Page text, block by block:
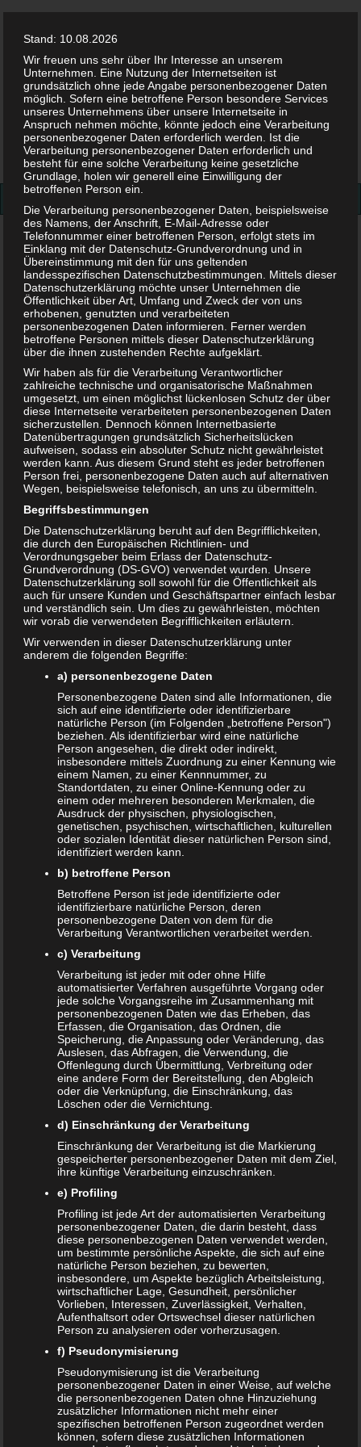
Facebook
Twitter
Suchen
nach:
Juckreiz
Schlagwort:Juckreiz
Juckreiz in der Schwangerschaft
11. JULI 2018
Eine häufige Schwangerschaftbeschwerde ist der Juckreiz
der Haut in der Schwangerschaft. Es handelt sich um die
sogenannte Schwangerschaftsdermatose. Dabei fängt die
Datenschutzerklärung | Datenauszug | Datenschutzeinstellungen
Löschanfrage|Fotonachweise |Impressum
Das sind die vier Phasen der Eltern-Kind-Beziehung
Schwangerschaft – ein kurzer Überblick
Schwangerschaft: 1. Trimester
Babyhaut schützen: So gelingt es am besten!
NEUE KOMMENTARE
Frank ZimmermannzuSchwanger von Affäre – was nun?
Kristin RudolphzuVollmachten für Kinder
zuVollmachten für Kinder
zuBRIO Angebote – Holzeisenbahnen besonders
günstig kaufen
SANDRAzuVollmachten für Kinder
NACHRICHTEN
Kinder- und Jugendstärkungsgesetz kommt
Familien profitieren vom Rekordhaushalt 2020
Cannabis in der Muttermilch nachweisbar
Elterngeld online beantragen
Zahnspange für viele Kinder nicht notwendig
Stand: 10.08.2026
Wir freuen uns sehr über Ihr Interesse an unserem
Unternehmen. Eine Nutzung der Internetseiten ist
grundsätzlich ohne jede Angabe personenbezogener Daten
möglich. Sofern eine betroffene Person besondere Services
unseres Unternehmens über unsere Internetseite in
Anspruch nehmen möchte, könnte jedoch eine Verarbeitung
personenbezogener Daten erforderlich werden. Ist die
Verarbeitung personenbezogener Daten erforderlich und
besteht für eine solche Verarbeitung keine gesetzliche
Grundlage, holen wir generell eine Einwilligung der
betroffenen Person ein.
Die Verarbeitung personenbezogener Daten, beispielsweise
des Namens, der Anschrift, E-Mail-Adresse oder
Telefonnummer einer betroffenen Person, erfolgt stets im
Einklang mit der Datenschutz-Grundverordnung und in
Übereinstimmung mit den für uns geltenden
landesspezifischen Datenschutzbestimmungen. Mittels dieser
Datenschutzerklärung möchte unser Unternehmen die
Öffentlichkeit über Art, Umfang und Zweck der von uns
erhobenen, genutzten und verarbeiteten
personenbezogenen Daten informieren. Ferner werden
betroffene Personen mittels dieser Datenschutzerklärung
über die ihnen zustehenden Rechte aufgeklärt.
Wir haben als für die Verarbeitung Verantwortlicher
zahlreiche technische und organisatorische Maßnahmen
umgesetzt, um einen möglichst lückenlosen Schutz der über
diese Internetseite verarbeiteten personenbezogenen Daten
sicherzustellen. Dennoch können Internetbasierte
Datenübertragungen grundsätzlich Sicherheitslücken
aufweisen, sodass ein absoluter Schutz nicht gewährleistet
werden kann. Aus diesem Grund steht es jeder betroffenen
Person frei, personenbezogene Daten auch auf alternativen
Wegen, beispielsweise telefonisch, an uns zu übermitteln.
Begriffsbestimmungen
Die Datenschutzerklärung beruht auf den Begrifflichkeiten,
die durch den Europäischen Richtlinien- und
Verordnungsgeber beim Erlass der Datenschutz-
Grundverordnung (DS-GVO) verwendet wurden. Unsere
Datenschutzerklärung soll sowohl für die Öffentlichkeit als
auch für unsere Kunden und Geschäftspartner einfach lesbar
und verständlich sein. Um dies zu gewährleisten, möchten
wir vorab die verwendeten Begrifflichkeiten erläutern.
Wir verwenden in dieser Datenschutzerklärung unter
anderem die folgenden Begriffe:
a) personenbezogene Daten
Personenbezogene Daten sind alle Informationen, die
sich auf eine identifizierte oder identifizierbare
natürliche Person (im Folgenden „betroffene Person")
beziehen. Als identifizierbar wird eine natürliche
Person angesehen, die direkt oder indirekt,
insbesondere mittels Zuordnung zu einer Kennung wie
einem Namen, zu einer Kennnummer, zu
Standortdaten, zu einer Online-Kennung oder zu
einem oder mehreren besonderen Merkmalen, die
Ausdruck der physischen, physiologischen,
genetischen, psychischen, wirtschaftlichen, kulturellen
oder sozialen Identität dieser natürlichen Person sind,
identifiziert werden kann.
b) betroffene Person
Betroffene Person ist jede identifizierte oder
identifizierbare natürliche Person, deren
personenbezogene Daten von dem für die
Verarbeitung Verantwortlichen verarbeitet werden.
c) Verarbeitung
Verarbeitung ist jeder mit oder ohne Hilfe
automatisierter Verfahren ausgeführte Vorgang oder
jede solche Vorgangsreihe im Zusammenhang mit
personenbezogenen Daten wie das Erheben, das
Erfassen, die Organisation, das Ordnen, die
Speicherung, die Anpassung oder Veränderung, das
Auslesen, das Abfragen, die Verwendung, die
Offenlegung durch Übermittlung, Verbreitung oder
eine andere Form der Bereitstellung, den Abgleich
oder die Verknüpfung, die Einschränkung, das
Löschen oder die Vernichtung.
d) Einschränkung der Verarbeitung
Einschränkung der Verarbeitung ist die Markierung
gespeicherter personenbezogener Daten mit dem Ziel,
ihre künftige Verarbeitung einzuschränken.
e) Profiling
Profiling ist jede Art der automatisierten Verarbeitung
personenbezogener Daten, die darin besteht, dass
diese personenbezogenen Daten verwendet werden,
um bestimmte persönliche Aspekte, die sich auf eine
natürliche Person beziehen, zu bewerten,
insbesondere, um Aspekte bezüglich Arbeitsleistung,
wirtschaftlicher Lage, Gesundheit, persönlicher
Vorlieben, Interessen, Zuverlässigkeit, Verhalten,
Aufenthaltsort oder Ortswechsel dieser natürlichen
Person zu analysieren oder vorherzusagen.
f) Pseudonymisierung
Pseudonymisierung ist die Verarbeitung
personenbezogener Daten in einer Weise, auf welche
die personenbezogenen Daten ohne Hinzuziehung
zusätzlicher Informationen nicht mehr einer
spezifischen betroffenen Person zugeordnet werden
können, sofern diese zusätzlichen Informationen